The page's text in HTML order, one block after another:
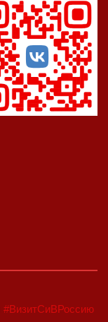
#ВизитСиВРоссию